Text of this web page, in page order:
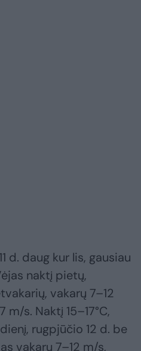
d. daug kur lis, gausiau
naktį pietų,
vakarų 7–12
m/s. Naktį 15–17°C,
rugpjūčio 12 d. be
vakarų 7–12 m/s,